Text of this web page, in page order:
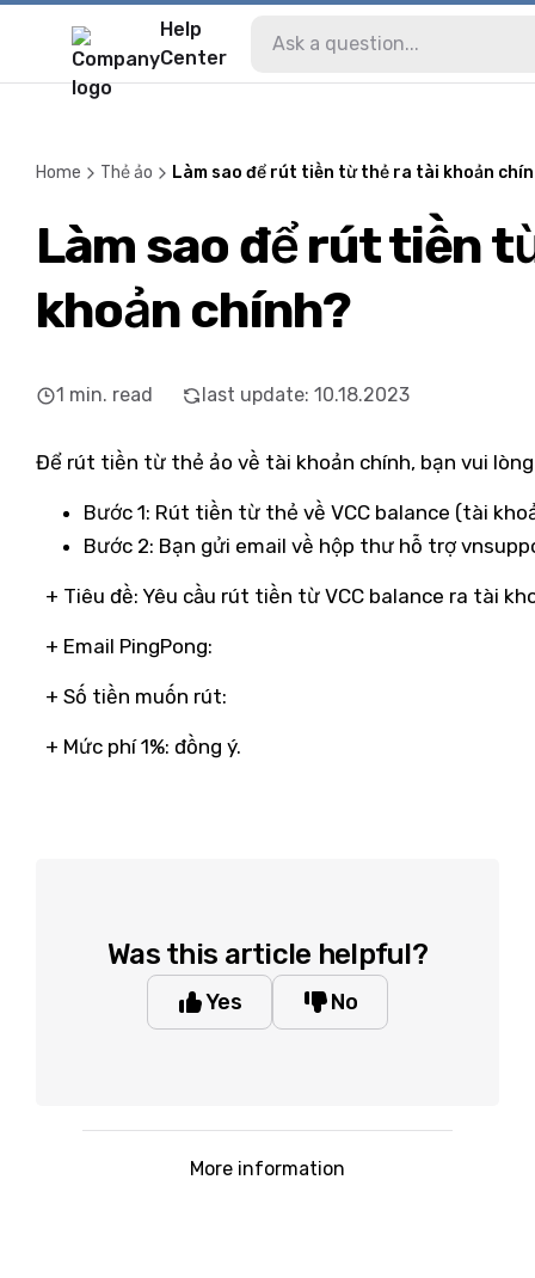
Help
Center
Home Thẻ ảo Làm sao để rút tiền từ thẻ ra tài khoản
Làm sao để rút tiền
khoản chính?
1 min. read last update: 10.18.2023
Để rút tiền từ thẻ ảo về tài khoản chính, bạn vui
Bước 1: Rút tiền từ thẻ về VCC balance (tài
Bước 2: Bạn gửi email về hộp thư hỗ trợ
+ Tiêu đề: Yêu cầu rút tiền từ VCC balance ra tài
+ Email PingPong:
+ Số tiền muốn rút:
+ Mức phí 1%: đồng ý.
Was this article helpful?
Yes No
More information